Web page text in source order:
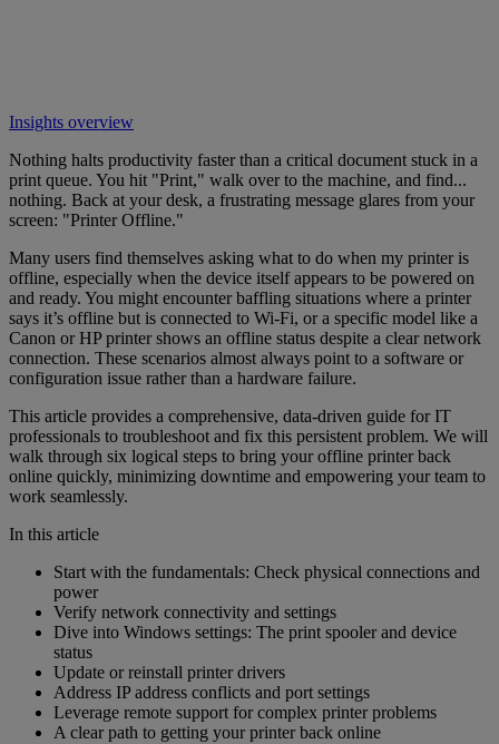
Insights overview
Nothing halts productivity faster than a critical document stuck in a
print queue. You hit "Print," walk over to the machine, and find...
nothing. Back at your desk, a frustrating message glares from your
screen: "Printer Offline."
Many users find themselves asking what to do when my printer is
offline, especially when the device itself appears to be powered on
and ready. You might encounter baffling situations where a printer
says it’s offline but is connected to Wi-Fi, or a specific model like a
Canon or HP printer shows an offline status despite a clear network
connection. These scenarios almost always point to a software or
configuration issue rather than a hardware failure.
This article provides a comprehensive, data-driven guide for IT
professionals to troubleshoot and fix this persistent problem. We will
walk through six logical steps to bring your offline printer back
online quickly, minimizing downtime and empowering your team to
work seamlessly.
In this article
Start with the fundamentals: Check physical connections and
power
Verify network connectivity and settings
Dive into Windows settings: The print spooler and device
status
Update or reinstall printer drivers
Address IP address conflicts and port settings
Leverage remote support for complex printer problems
A clear path to getting your printer back online